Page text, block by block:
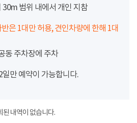
범위 내에서 개인 지참
은 1대만 허용, 견인차량에 한해 1대
주차장에 주차
만 예약이 가능합니다.
된 내역이 없습니다.